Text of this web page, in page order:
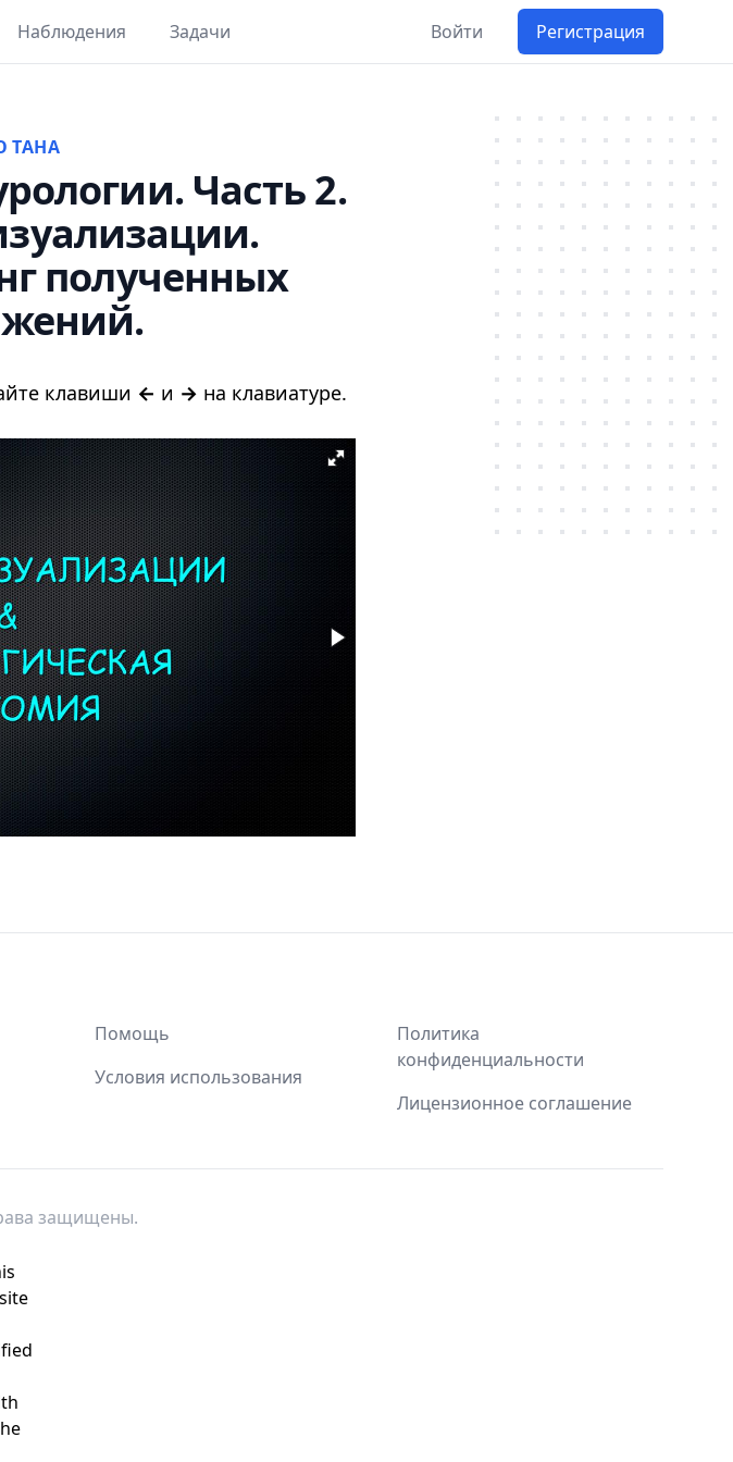
Наблюдения Задачи Войти Регистрация
TAHA
Часть 2.
полученных
клавиши ← и → на клавиатуре.
Помощь
Условия использования
Политика
конфиденциальности
Лицензионное соглашение
защищены.